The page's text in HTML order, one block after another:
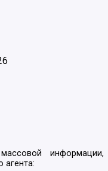
информации,
агента: